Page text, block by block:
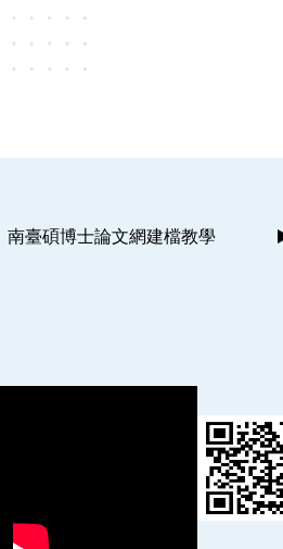
南臺碩博士論文網建檔教學